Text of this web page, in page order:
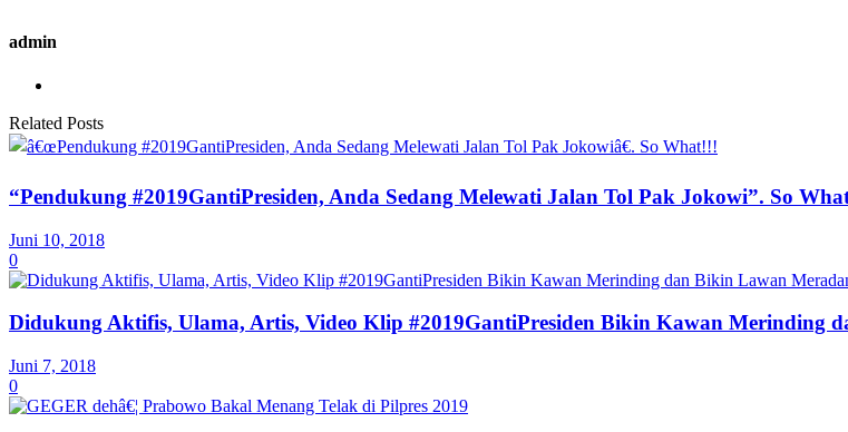
admin
Related Posts
“Pendukung #2019GantiPresiden, Anda Sedang Melewati Jalan Tol Pak Jokowi”. So
Juni 10, 2018
0
Didukung Aktifis, Ulama, Artis, Video Klip #2019GantiPresiden Bikin Kawan Merinding
Juni 7, 2018
0